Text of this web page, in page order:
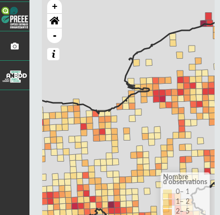
+
-
Nombre
d'observations
0– 1
1– 2
2– 5